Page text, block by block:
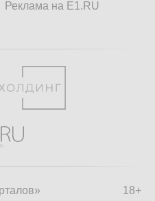
Реклама на E1.RU
18+